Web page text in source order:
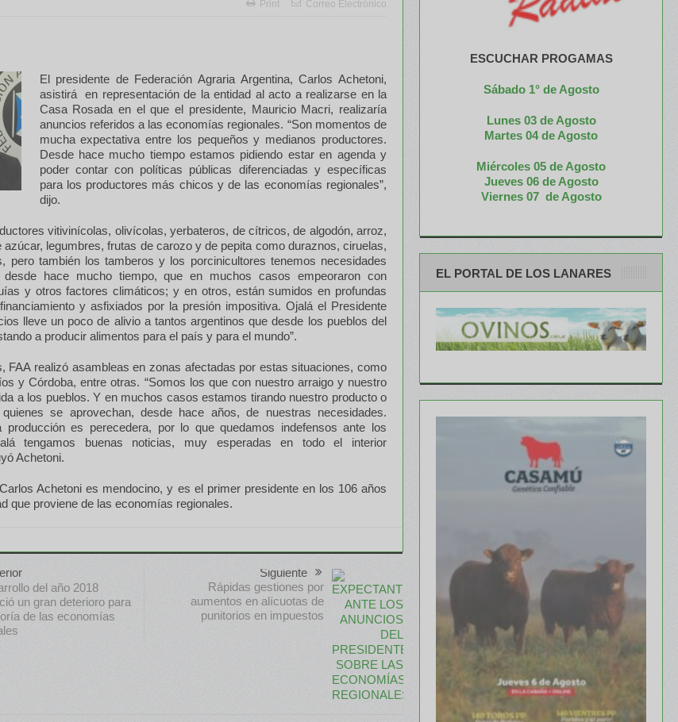
Print Correo Electrónico
El presidente de Federación Agraria Argentina, Carlos Achetoni,
asistirá en representación de la entidad al acto a realizarse en la
Casa Rosada en el que el presidente, Mauricio Macri, realizaría
anuncios referidos a las economías regionales. “Son momentos de
mucha expectativa entre los pequeños y medianos productores.
Desde hace mucho tiempo estamos pidiendo estar en agenda y
poder contar con políticas públicas diferenciadas y específicas
para los productores más chicos y de las economías regionales”,
dijo.
vitivinícolas, olivícolas, yerbateros, de cítricos, de algodón, arroz,
azúcar, legumbres, frutas de carozo y de pepita como duraznos, ciruelas,
pero también los tamberos y los porcinicultores tenemos necesidades
hace mucho tiempo, que en muchos casos empeoraron con
y otros factores climáticos; y en otros, están sumidos en profundas
y asfixiados por la presión impositiva. Ojalá el Presidente
lleve un poco de alivio a tantos argentinos que desde los pueblos del
a producir alimentos para el país y para el mundo”.
FAA realizó asambleas en zonas afectadas por estas situaciones, como
y Córdoba, entre otras. “Somos los que con nuestro arraigo y nuestro
a los pueblos. Y en muchos casos estamos tirando nuestro producto o
quienes se aprovechan, desde hace años, de nuestras necesidades.
producción es perecedera, por lo que quedamos indefensos ante los
tengamos buenas noticias, muy esperadas en todo el interior
Achetoni.
Achetoni es mendocino, y es el primer presidente en los 106 años
que proviene de las economías regionales.
del año 2018
un gran deterioro para
de las economías
Siguiente
Rápidas gestiones por
aumentos en alícuotas de
punitorios en impuestos
ESCUCHAR PROGAMAS
Sábado 1° de Agosto
Lunes 03 de Agosto
Martes 04 de Agosto
Miércoles 05 de Agosto
Jueves 06 de Agosto
Viernes 07 de Agosto
EL PORTAL DE LOS LANARES